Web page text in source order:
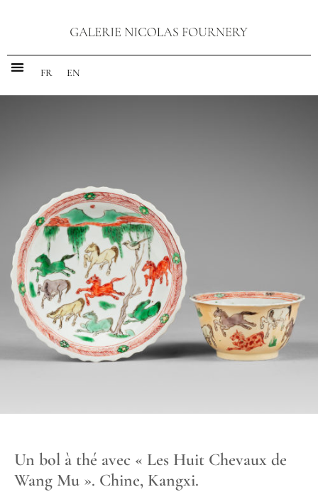
FR EN
Un bol à thé avec « Les Huit Chevaux de
Wang Mu ». Chine, Kangxi.